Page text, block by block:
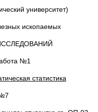
университет)
ископаемых
№1
статистика